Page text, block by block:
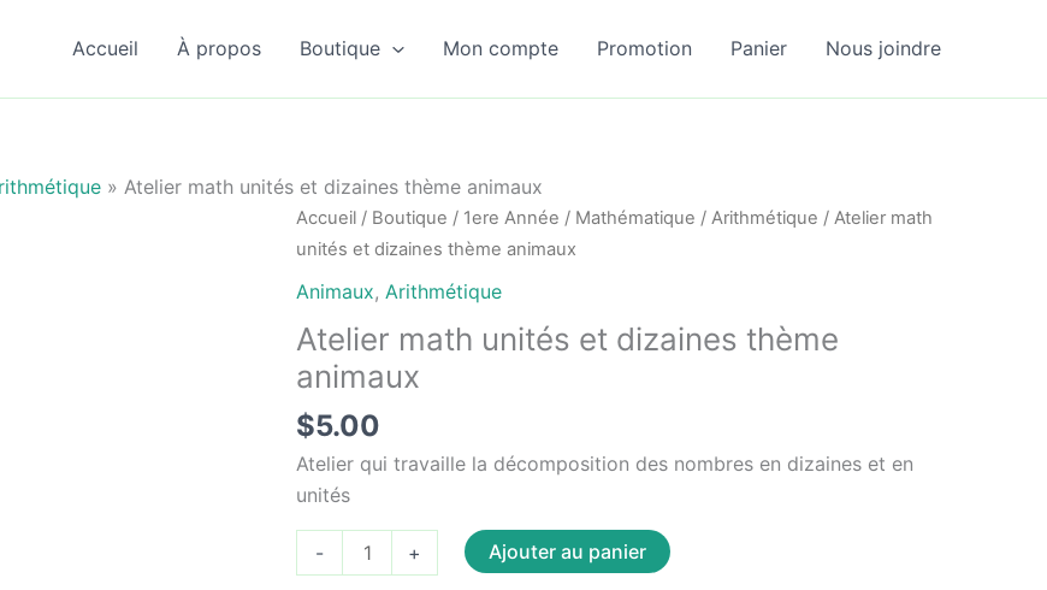
Accueil À propos Boutique Mon compte Promotion Panier Nous joindre
» Atelier math unités et dizaines thème animaux
Accueil / Boutique / 1ere Année / Mathématique / Arithmétique / Atelier math
unités et dizaines thème animaux
Animaux, Arithmétique
Atelier math unités et dizaines thème
animaux
$5.00
Atelier qui travaille la décomposition des nombres en dizaines et en
unités
-
quantité
de
+ Ajouter au panier